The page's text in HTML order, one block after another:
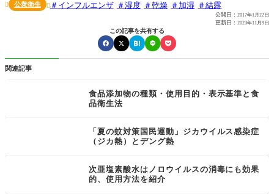
 公衆衛生  インフルエンザ 湿度 乾燥 加湿 結露
公開日： 2017年1月22日
更新日： 2023年11月9日
この記事を共有する
関連記事
食品添加物の種類・使用目的・表示基準と食
品衛生法
「夏の蚊対策国民運動」ジカウイルス感染症
（ジカ熱）とデング熱
次亜塩素酸水はノロウイルスの消毒にも効果
的、使用方法を紹介